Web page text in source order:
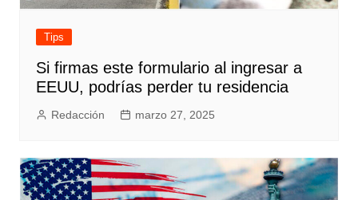
Tips
Si firmas este formulario al ingresar a
EEUU, podrías perder tu residencia
Redacción marzo 27, 2025